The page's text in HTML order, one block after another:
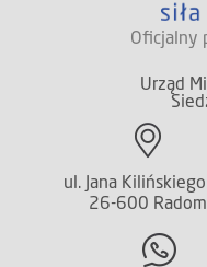
Oficjalny
Urząd
ul. Jana
26-600 Radom